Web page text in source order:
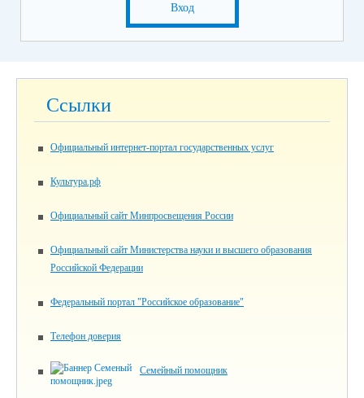
Вход
Ссылки
Официальный интернет-портал государственных услуг
Культура.рф
Официальный сайт Минпросвещения России
Официальный сайт Министерства науки и высшего образования
Российской Федерации
Федеральный портал "Российское образование"
Телефон доверия
Семейный помощник